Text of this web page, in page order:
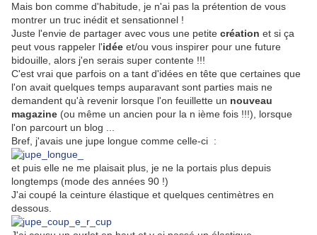
Mais bon comme d'habitude, je n'ai pas la prétention de vous
montrer un truc inédit et sensationnel !
Juste l'envie de partager avec vous une petite création et si ça
peut vous rappeler l'idée et/ou vous inspirer pour une future
bidouille, alors j'en serais super contente !!!
C'est vrai que parfois on a tant d'idées en tête que certaines que
l'on avait quelques temps auparavant sont parties mais ne
demandent qu'à revenir lorsque l'on feuillette un nouveau
magazine (ou même un ancien pour la n ième fois !!!), lorsque
l'on parcourt un blog ...
Bref, j'avais une jupe longue comme celle-ci :
et puis elle ne me plaisait plus, je ne la portais plus depuis
longtemps (mode des années 90 !)
J'ai coupé la ceinture élastique et quelques centimètres en
dessous.